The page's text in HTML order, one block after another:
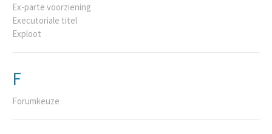
Ex-parte voorziening
Executoriale titel
Exploot
F
Forumkeuze